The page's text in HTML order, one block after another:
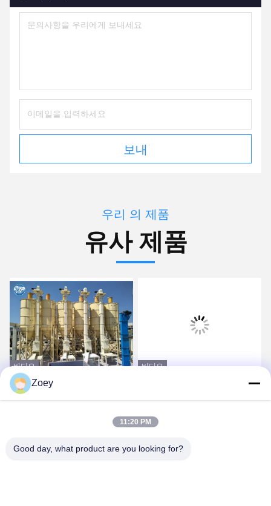
보내
우리 의 제품
유사 제품
비디오
쉬운 운영과 관리 시멘트
저장 유연한 운전 주문을
가장 좋은 가격 을 구하라
비디오
방열 물통 엘리베이터 컨베
이어 사슬 유형 물통 엘리
가장 좋은 가격 을 구하라
Zoey
11:20 PM
Good day, what product are you looking for?